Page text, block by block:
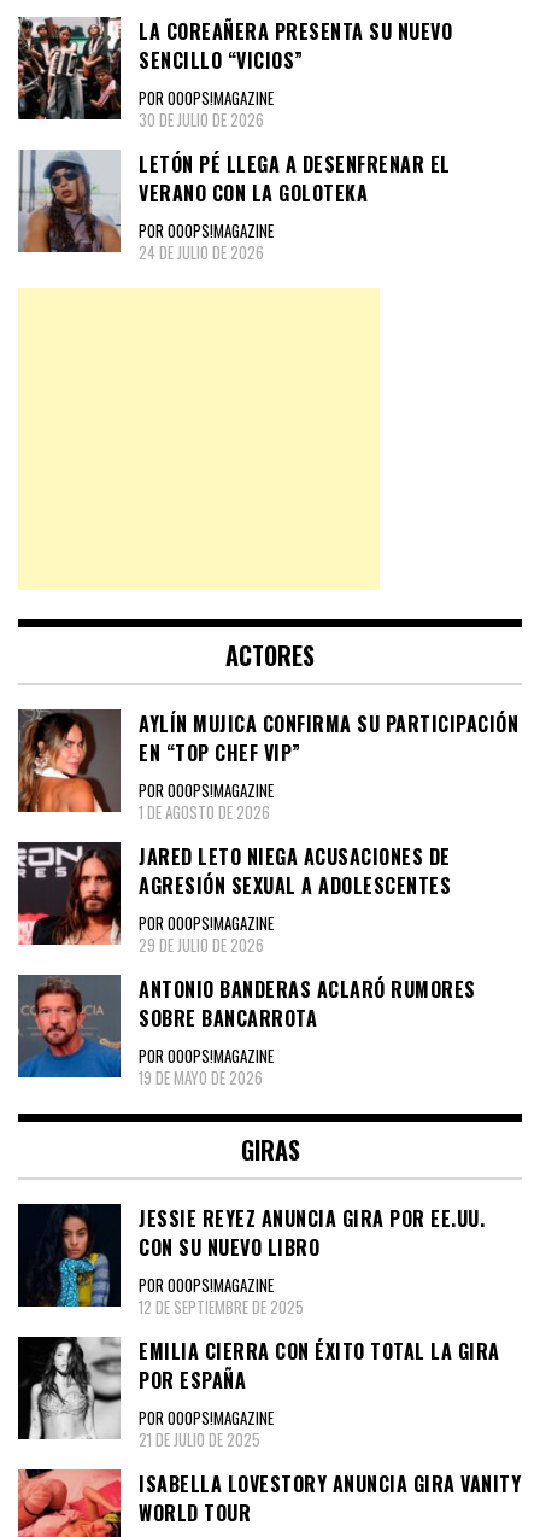
LA COREAÑERA PRESENTA SU NUEVO
SENCILLO “VICIOS”
POR OOOPS!MAGAZINE
30 DE JULIO DE 2026
LETÓN PÉ LLEGA A DESENFRENAR EL
VERANO CON LA GOLOTEKA
POR OOOPS!MAGAZINE
24 DE JULIO DE 2026
ACTORES
AYLÍN MUJICA CONFIRMA SU PARTICIPACIÓN
EN “TOP CHEF VIP”
POR OOOPS!MAGAZINE
1 DE AGOSTO DE 2026
JARED LETO NIEGA ACUSACIONES DE
AGRESIÓN SEXUAL A ADOLESCENTES
POR OOOPS!MAGAZINE
29 DE JULIO DE 2026
ANTONIO BANDERAS ACLARÓ RUMORES
SOBRE BANCARROTA
POR OOOPS!MAGAZINE
19 DE MAYO DE 2026
GIRAS
JESSIE REYEZ ANUNCIA GIRA POR EE.UU.
CON SU NUEVO LIBRO
POR OOOPS!MAGAZINE
12 DE SEPTIEMBRE DE 2025
EMILIA CIERRA CON ÉXITO TOTAL LA GIRA
POR ESPAÑA
POR OOOPS!MAGAZINE
21 DE JULIO DE 2025
ISABELLA LOVESTORY ANUNCIA GIRA VANITY
WORLD TOUR